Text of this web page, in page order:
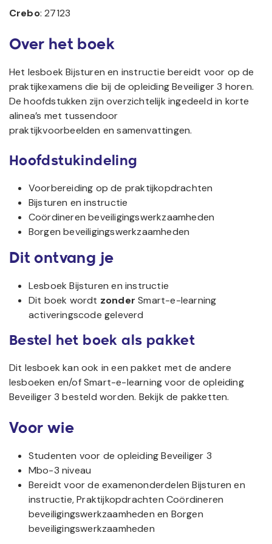
Crebo: 27123
Over het boek
Het lesboek Bijsturen en instructie bereidt voor op de
praktijkexamens die bij de opleiding Beveiliger 3 horen.
De hoofdstukken zijn overzichtelijk ingedeeld in korte
alinea’s met tussendoor
praktijkvoorbeelden en samenvattingen.
Hoofdstukindeling
Voorbereiding op de praktijkopdrachten
Bijsturen en instructie
Coördineren beveiligingswerkzaamheden
Borgen beveiligingswerkzaamheden
Dit ontvang je
Lesboek Bijsturen en instructie
Dit boek wordt zonder Smart-e-learning
activeringscode geleverd
Bestel het boek als pakket
Dit lesboek kan ook in een pakket met de andere
lesboeken en/of Smart-e-learning voor de opleiding
Beveiliger 3 besteld worden. Bekijk de pakketten.
Voor wie
Studenten voor de opleiding Beveiliger 3
Mbo-3 niveau
Bereidt voor de examenonderdelen Bijsturen en
instructie, Praktijkopdrachten Coördineren
beveiligingswerkzaamheden en Borgen
beveiligingswerkzaamheden